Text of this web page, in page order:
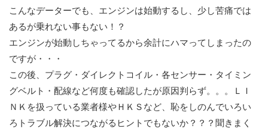
こんなデーターでも、エンジンは始動するし、少し苦痛では
あるが乗れない事もない！？
エンジンが始動しちゃってるから余計にハマってしまったの
ですが・・・
この後、プラグ・ダイレクトコイル・各センサー・タイミン
グベルト・配線など何度も確認したが原因判らず。。。ＬＩ
ＮＫを扱っている業者様やＨＫＳなど、恥をしのんでいろい
ろトラブル解決につながるヒントでもないか？？？聞きまく